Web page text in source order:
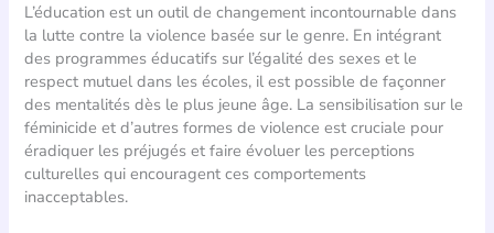
L’éducation est un outil de changement incontournable dans
la lutte contre la violence basée sur le genre. En intégrant
des programmes éducatifs sur l’égalité des sexes et le
respect mutuel dans les écoles, il est possible de façonner
des mentalités dès le plus jeune âge. La sensibilisation sur le
féminicide et d’autres formes de violence est cruciale pour
éradiquer les préjugés et faire évoluer les perceptions
culturelles qui encouragent ces comportements
inacceptables.